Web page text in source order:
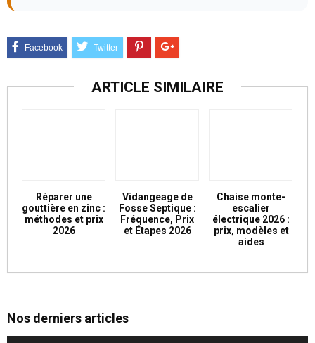
ARTICLE SIMILAIRE
Réparer une
gouttière en zinc :
méthodes et prix
2026
Vidangeage de
Fosse Septique :
Fréquence, Prix
et Étapes 2026
Chaise monte-
escalier
électrique 2026 :
prix, modèles et
aides
Nos derniers articles